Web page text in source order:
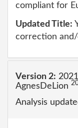
compliant for
Updated Title:
correction
Version 2:
AgnesDeLion
Analysis